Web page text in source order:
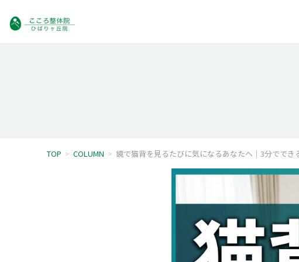
TOP > COLUMN > 鏡で猫背を見るたびに気になるあなたへ｜3分ででき